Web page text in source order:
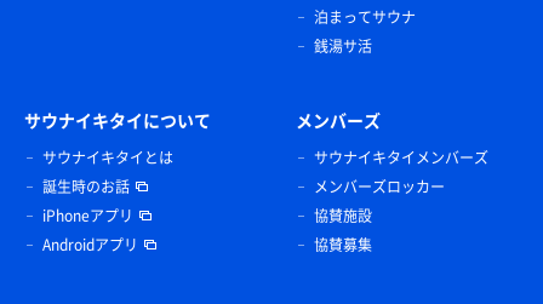
泊まってサウナ
銭湯サ活
サウナイキタイについて
サウナイキタイとは
誕生時のお話
iPhoneアプリ
Androidアプリ
メンバーズ
サウナイキタイメンバーズ
メンバーズロッカー
協賛施設
協賛募集